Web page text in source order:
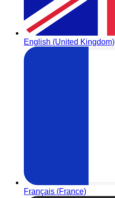
English (United Kingdom)
Français (France)